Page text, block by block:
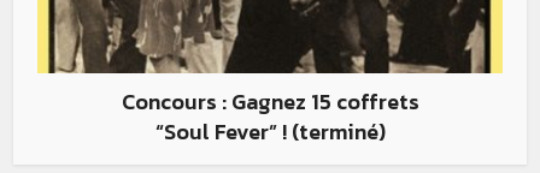
Concours : Gagnez 15 coffrets
“Soul Fever” ! (terminé)